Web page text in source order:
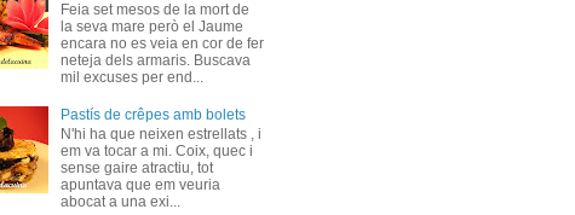
Feia set mesos de la mort de
la seva mare però el Jaume
encara no es veia en cor de fer
neteja dels armaris. Buscava
mil excuses per end...
Pastís de crêpes amb bolets
N'hi ha que neixen estrellats , i
em va tocar a mi. Coix, quec i
sense gaire atractiu, tot
apuntava que em veuria
abocat a una exi...